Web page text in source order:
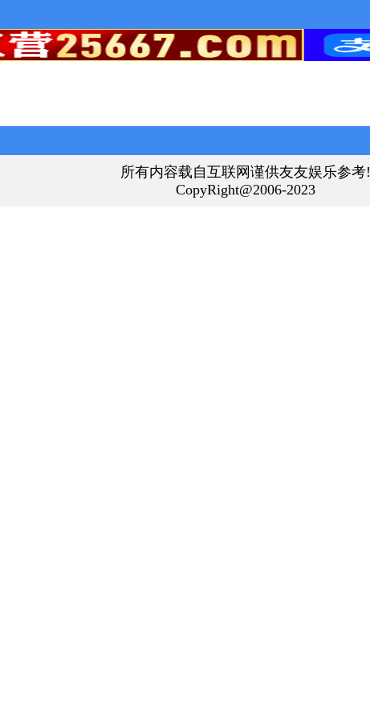
所有内容载自互联网谨供友友娱乐参考!
CopyRight@2006-2023